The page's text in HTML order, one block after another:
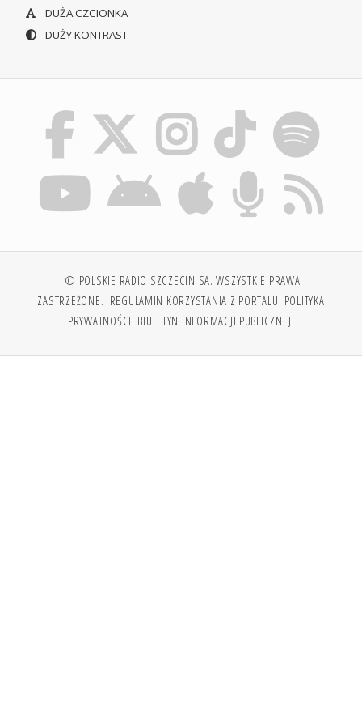
DUŻA CZCIONKA
DUŻY KONTRAST
© POLSKIE RADIO SZCZECIN SA. WSZYSTKIE PRAWA
ZASTRZEŻONE. REGULAMIN KORZYSTANIA Z PORTALU POLITYKA
PRYWATNOŚCI BIULETYN INFORMACJI PUBLICZNEJ